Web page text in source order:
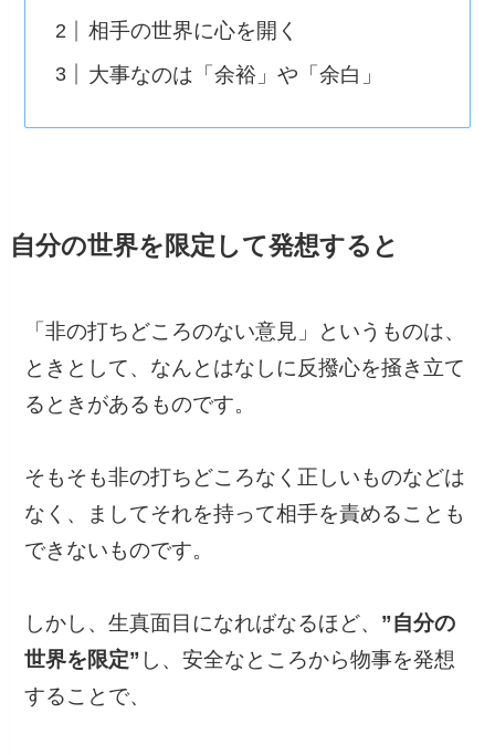
相手の世界に心を開く
大事なのは「余裕」や「余白」
自分の世界を限定して発想すると
「非の打ちどころのない意見」というものは、
ときとして、なんとはなしに反撥心を掻き立て
るときがあるものです。
そもそも非の打ちどころなく正しいものなどは
なく、ましてそれを持って相手を責めることも
できないものです。
しかし、生真面目になればなるほど、 ”自分の
世界を限定” し、安全なところから物事を発想
することで、